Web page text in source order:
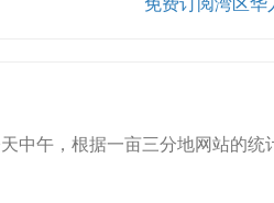
免费订阅湾区华
中午，根据一亩三分地网站的统